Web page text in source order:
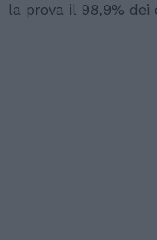
la prova il 98,9% dei